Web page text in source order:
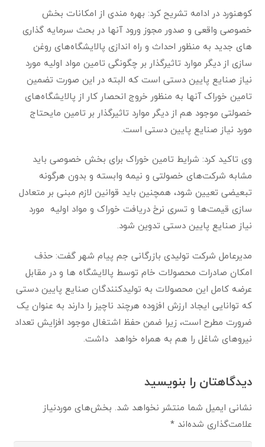
کوهنورد در اداﻣﻪ ﺗﺸﺮﯾﺢ ﮐﺮد: ﺑﻬﺮه ﻣﻨﺪی از اﻣﮑﺎﻧﺎت ﺑﺨﺶ
ﺧﺼﻮﺻﯽ واﻗﻌﯽ و ﺻﺪور ﻣﺠﻮز ورود آﻧﻬﺎ در ﺑﺤﺚ ﺳﺮﻣﺎﯾﻪ ﮔﺬاری
ﻫﺎی ﺟﺪﯾﺪ ﺑﻪ ﻣﻨﻈﻮر اﺣﺪاث و راه اﻧﺪازی ﭘﺎﻻﯾﺸﮕﺎه‌ﻫﺎی روﻏﻦ
ﺳﺎزی از دﯾﮕﺮ ﻣﻮارد ﺗﺎﺛﯿﺮﮔﺬار ﺑﺮ ﭼﮕﻮﻧﮕﯽ ﺗﺎﻣﯿﻦ ﻣﻮاد اوﻟﯿﻪ ﻣﻮرد
ﻧﯿﺎز ﺻﻨﺎﯾﻊ ﭘﺎﯾﯿﻦ دﺳﺘﯽ اﺳﺖ ﮐﻪ اﻟﺒﺘﻪ در اﯾﻦ ﺻﻮرت ﺗﻀﻤﯿﻦ
ﺗﺎﻣﯿﻦ ﺧﻮراک آﻧﻬﺎ ﺑﻪ ﻣﻨﻈﻮر ﺧﺮوج اﻧﺤﺼﺎر ﮐﺎر از ﭘﺎﻻﯾﺸﮕﺎه‌ﻫﺎی
ﺧﺼﻮﻟﺘﯽ ﻣﻮﺟﻮد ﻫﻢ از دﯾﮕﺮ ﻣﻮارد ﺗﺎﺛﯿﺮﮔﺬار ﺑﺮ ﺗﺎﻣﯿﻦ ﻣﺎﯾﺤﺘﺎج
ﻣﻮرد ﻧﯿﺎز ﺻﻨﺎﯾﻊ ﭘﺎﯾﯿﻦ دﺳﺘﯽ اﺳﺖ.
وی ﺗﺎﮐﯿﺪ ﮐﺮد: ﺷﺮاﯾﻂ ﺗﺎﻣﯿﻦ ﺧﻮراک ﺑﺮای ﺑﺨﺶ ﺧﺼﻮﺻﯽ ﺑﺎﯾﺪ
ﻣﺸﺎﺑﻪ ﺷﺮﮐﺖ‌ﻫﺎی ﺧﺼﻮﻟﺘﯽ و ﻧﯿﻤﻪ واﺑﺴﺘﻪ و ﺑﺪون ﻫﺮﮔﻮﻧﻪ
ﺗﺒﻌﯿﻀﯽ ﺗﻌﯿﯿﻦ ﺷﻮد، ﻫﻤﭽﻨﯿﻦ ﺑﺎﯾﺪ ﻗﻮاﻧﯿﻦ ﻻزم ﻣﺒﻨﯽ ﺑﺮ ﻣﺘﻌﺎدل
ﺳﺎزی ﻗﯿﻤﺖ‌ﻫﺎ و ﺗﺴﺮی ﻧﺮخ درﯾﺎﻓﺖ ﺧﻮراک و ﻣﻮاد اوﻟﯿﻪ ﻣﻮرد
ﻧﯿﺎز ﺻﻨﺎﯾﻊ ﭘﺎﯾﯿﻦ دﺳﺘﯽ ﺗﺪوﯾﻦ ﺷﻮد.
مدیرعامل شرکت تولیدی بازرگانی جم پیام شهر گفت: ﺣﺬف
اﻣﮑﺎن ﺻﺎدرات ﻣﺤﺼﻮلات ﺧﺎم ﺗﻮﺳﻂ ﭘﺎﻻﯾﺸﮕﺎه ﻫﺎ و در ﻣﻘﺎﺑﻞ
ﻋﺮﺿﻪ ﮐﺎﻣﻞ اﯾﻦ ﻣﺤﺼﻮﻻت ﺑﻪ ﺗﻮﻟﯿﺪﮐﻨﻨﺪﮔﺎن ﺻﻨﺎﯾﻊ ﭘﺎﯾﯿﻦ دﺳﺘﯽ
ﮐﻪ ﺗﻮاﻧﺎﯾﯽ اﯾﺠﺎد ارزش اﻓﺰوده ﻫﺮﭼﻨﺪ ﻧﺎﭼﯿﺰ را دارﻧﺪ ﺑﻪ ﻋﻨﻮان ﯾﮏ
ﺿﺮورت ﻣﻄﺮح اﺳﺖ، زﯾﺮا ﺿﻤﻦ ﺣﻔﻆ اﺷﺘﻐﺎل ﻣﻮﺟﻮد اﻓﺰاﯾﺶ ﺗﻌﺪاد
ﻧﯿﺮوﻫﺎی ﺷﺎﻏﻞ را ﻫﻢ ﺑﻪ ﻫﻤﺮاه ﺧﻮاﻫﺪ داﺷﺖ.
دیدگاهتان را بنویسید
نشانی ایمیل شما منتشر نخواهد شد. بخش‌های موردنیاز
علامت‌گذاری شده‌اند*